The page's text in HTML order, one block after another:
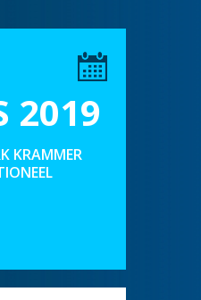
2019
KRAMMER